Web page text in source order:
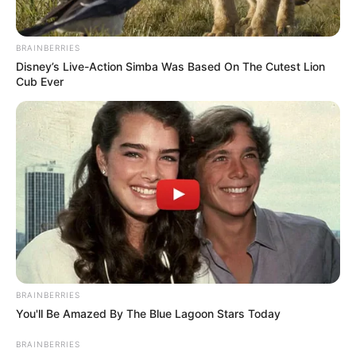
A férfi a rendőröknek elmondta, hogy nem tagadja
a történteket.
A sofőr szerint a Sas utcába érkezett egy előre
BRAINBERRIES
Disney’s Live-Action Simba Was Based On The Cutest Lion
Cub Ever
BRAINBERRIES
You'll Be Amazed By The Blue Lagoon Stars Today
BRAINBERRIES